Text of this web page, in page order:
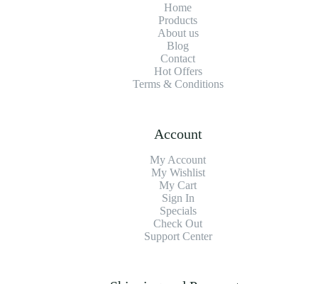
Home
Products
About us
Blog
Contact
Hot Offers
Terms & Conditions
Account
My Account
My Wishlist
My Cart
Sign In
Specials
Check Out
Support Center